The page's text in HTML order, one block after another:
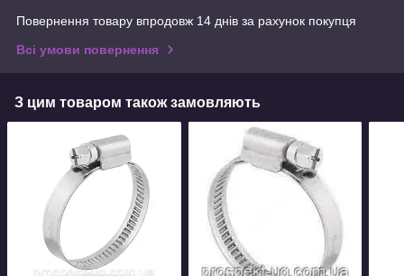
Повернення товару впродовж 14 днів за рахунок покупця
Всі умови повернення
З цим товаром також замовляють